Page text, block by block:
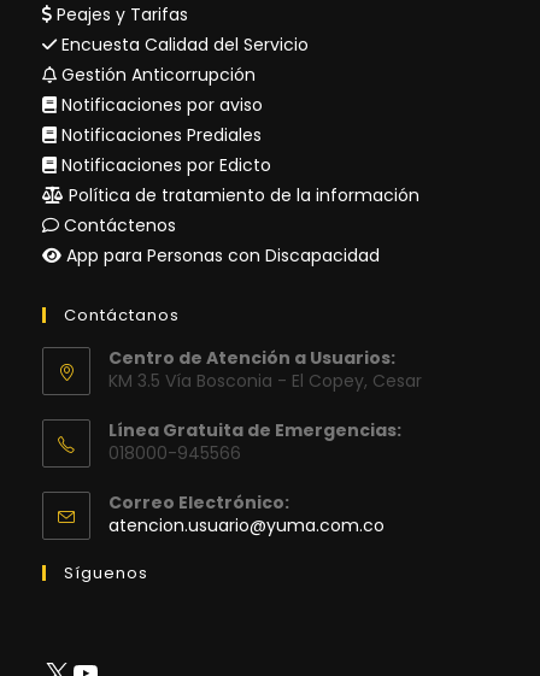
Peajes y Tarifas
Encuesta Calidad del Servicio
Gestión Anticorrupción
Notificaciones por aviso
Notificaciones Prediales
Notificaciones por Edicto
Política de tratamiento de la información
Contáctenos
App para Personas con Discapacidad
Contáctanos
Centro de Atención a Usuarios:
KM 3.5 Vía Bosconia - El Copey, Cesar
Línea Gratuita de Emergencias:
018000-945566
Correo Electrónico:
atencion.usuario@yuma.com.co
Síguenos